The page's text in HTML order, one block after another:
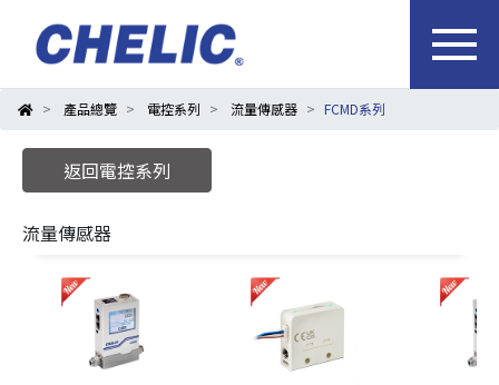
產品總覽 電控系列 流量傳感器 FCMD系列
返回電控系列
流量傳感器